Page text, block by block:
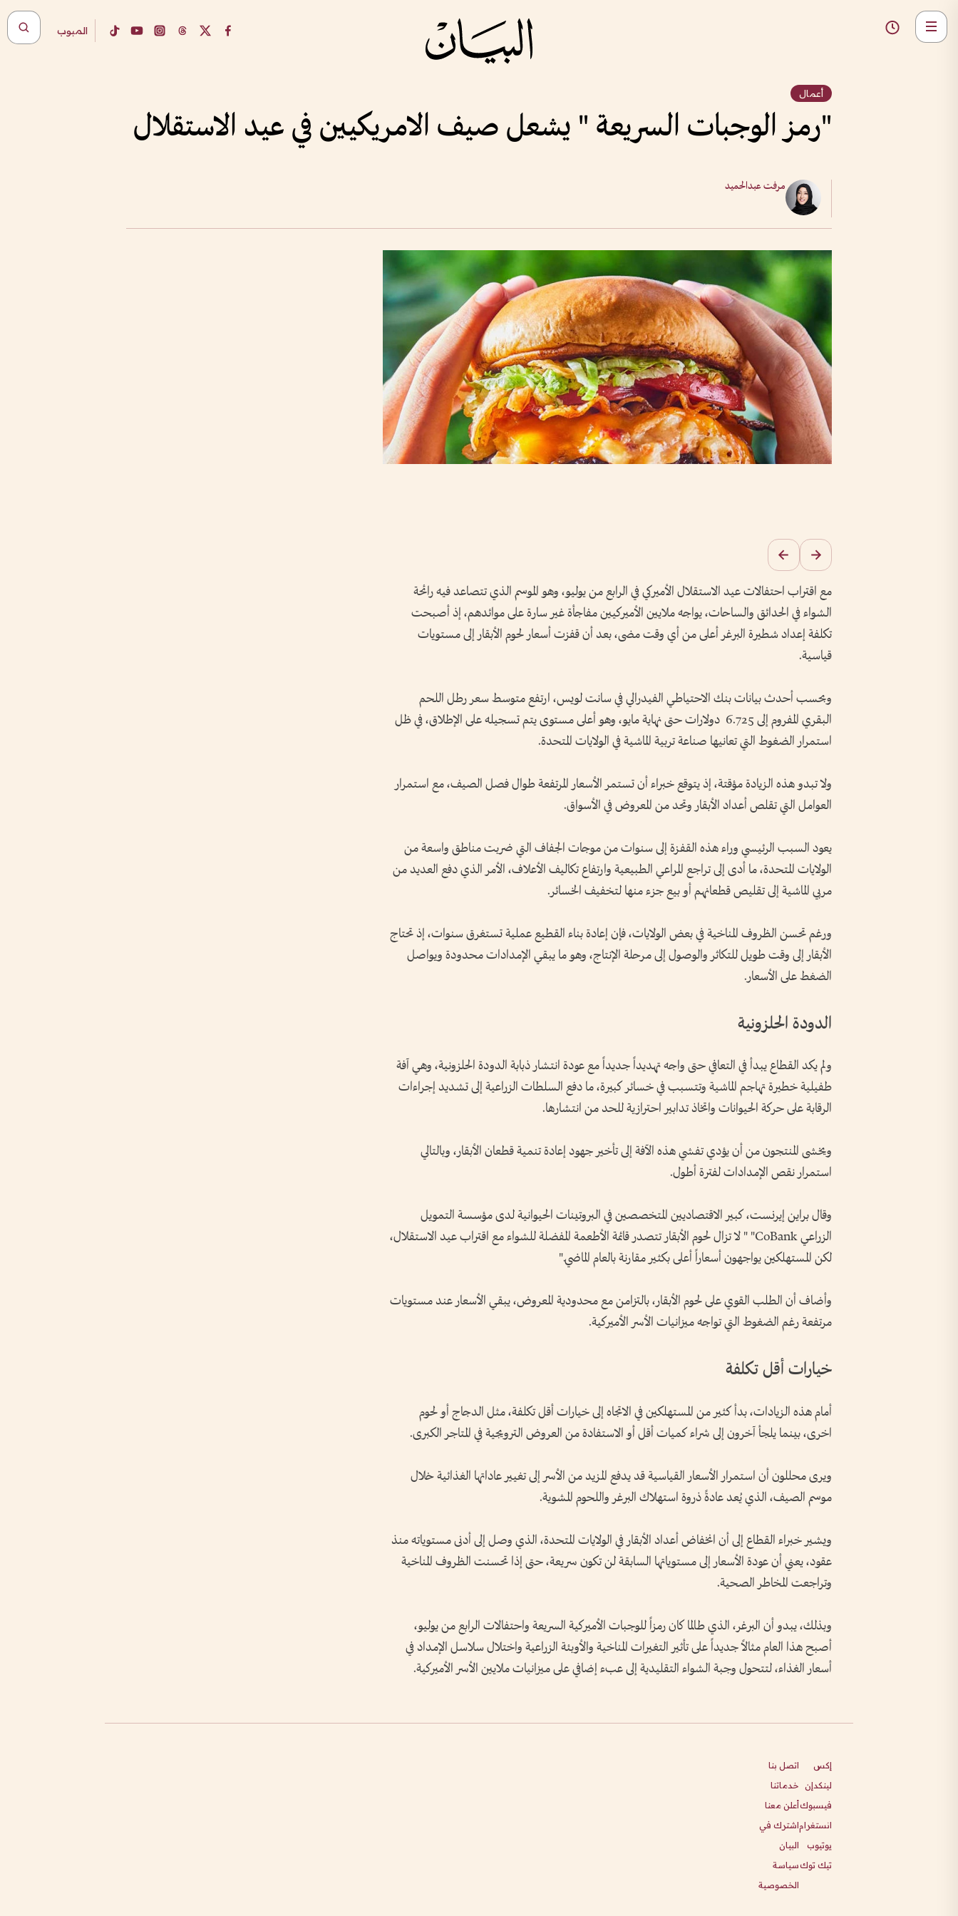
المبوب
أعمال
"رمز الوجبات السريعة " يشعل صيف الامريكيين في عيد الاستقلال
مرفت عبدالحميد
مع اقتراب احتفالات عيد الاستقلال الأميركي في الرابع من يوليو، وهو الموسم الذي تتصاعد فيه رائحة
الشواء في الحدائق والساحات، يواجه ملايين الأميركيين مفاجأة غير سارة على موائدهم، إذ أصبحت
تكلفة إعداد شطيرة البرغر أعلى من أي وقت مضى، بعد أن قفزت أسعار لحوم الأبقار إلى مستويات
قياسية.
وبحسب أحدث بيانات بنك الاحتياطي الفيدرالي في سانت لويس، ارتفع متوسط سعر رطل اللحم
البقري المفروم إلى 6.725 دولارات حتى نهاية مايو، وهو أعلى مستوى يتم تسجيله على الإطلاق، في ظل
استمرار الضغوط التي تعانيها صناعة تربية الماشية في الولايات المتحدة.
ولا تبدو هذه الزيادة مؤقتة، إذ يتوقع خبراء أن تستمر الأسعار المرتفعة طوال فصل الصيف، مع استمرار
العوامل التي تقلص أعداد الأبقار وتحد من المعروض في الأسواق.
يعود السبب الرئيسي وراء هذه القفزة إلى سنوات من موجات الجفاف التي ضربت مناطق واسعة من
الولايات المتحدة، ما أدى إلى تراجع المراعي الطبيعية وارتفاع تكاليف الأعلاف، الأمر الذي دفع العديد من
مربي الماشية إلى تقليص قطعانهم أو بيع جزء منها لتخفيف الخسائر.
ورغم تحسن الظروف المناخية في بعض الولايات، فإن إعادة بناء القطيع عملية تستغرق سنوات، إذ تحتاج
الأبقار إلى وقت طويل للتكاثر والوصول إلى مرحلة الإنتاج، وهو ما يبقي الإمدادات محدودة ويواصل
الضغط على الأسعار.
الدودة الحلزونية
ولم يكد القطاع يبدأ في التعافي حتى واجه تهديداً جديداً مع عودة انتشار ذبابة الدودة الحلزونية، وهي آفة
طفيلية خطيرة تهاجم الماشية وتتسبب في خسائر كبيرة، ما دفع السلطات الزراعية إلى تشديد إجراءات
الرقابة على حركة الحيوانات واتخاذ تدابير احترازية للحد من انتشارها.
ويخشى المنتجون من أن يؤدي تفشي هذه الآفة إلى تأخير جهود إعادة تنمية قطعان الأبقار، وبالتالي
استمرار نقص الإمدادات لفترة أطول.
وقال براين إيرنست، كبير الاقتصاديين المتخصصين في البروتينات الحيوانية لدى مؤسسة التمويل
الزراعي CoBank" " لا تزال لحوم الأبقار تتصدر قائمة الأطعمة المفضلة للشواء مع اقتراب عيد الاستقلال،
لكن المستهلكين يواجهون أسعاراً أعلى بكثير مقارنة بالعام الماضي."
وأضاف أن الطلب القوي على لحوم الأبقار، بالتزامن مع محدودية المعروض، يبقي الأسعار عند مستويات
مرتفعة رغم الضغوط التي تواجه ميزانيات الأسر الأميركية.
خيارات أقل تكلفة
أمام هذه الزيادات، بدأ كثير من المستهلكين في الاتجاه إلى خيارات أقل تكلفة، مثل الدجاج أو لحوم
اخرى، بينما يلجأ آخرون إلى شراء كميات أقل أو الاستفادة من العروض الترويجية في المتاجر الكبرى.
ويرى محللون أن استمرار الأسعار القياسية قد يدفع المزيد من الأسر إلى تغيير عاداتها الغذائية خلال
موسم الصيف، الذي يُعد عادةً ذروة استهلاك البرغر واللحوم المشوية.
ويشير خبراء القطاع إلى أن انخفاض أعداد الأبقار في الولايات المتحدة، الذي وصل إلى أدنى مستوياته منذ
عقود، يعني أن عودة الأسعار إلى مستوياتها السابقة لن تكون سريعة، حتى إذا تحسنت الظروف المناخية
وتراجعت المخاطر الصحية.
وبذلك، يبدو أن البرغر، الذي طالما كان رمزاً للوجبات الأميركية السريعة واحتفالات الرابع من يوليو،
أصبح هذا العام مثالاً جديداً على تأثير التغيرات المناخية والأوبئة الزراعية واختلال سلاسل الإمداد في
أسعار الغذاء، لتتحول وجبة الشواء التقليدية إلى عبء إضافي على ميزانيات ملايين الأسر الأميركية.
إكس
لينكدإن
فيسبوك
انستغرام
يوتيوب
تيك توك
اتصل بنا
خدماتنا
أعلن معنا
اشترك في
البيان
سياسة
الخصوصية